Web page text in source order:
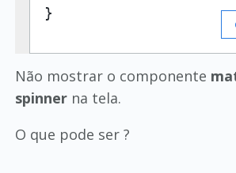
}
Não mostrar o componente
spinnerna tela.
O que pode ser ?